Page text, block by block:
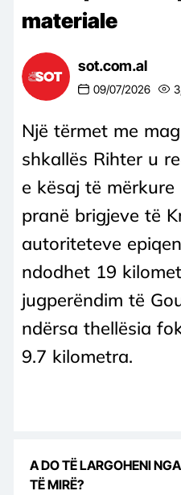
materiale
sot.com.al
09/07/2026
Një tërmet me
shkallës Rihter u
e kësaj të
pranë brigjeve të
autoriteteve
ndodhet 19
jugperëndim të
ndërsa thellësia
9.7 kilometra.
A DO TË LARGOHENI
TË MIRË?